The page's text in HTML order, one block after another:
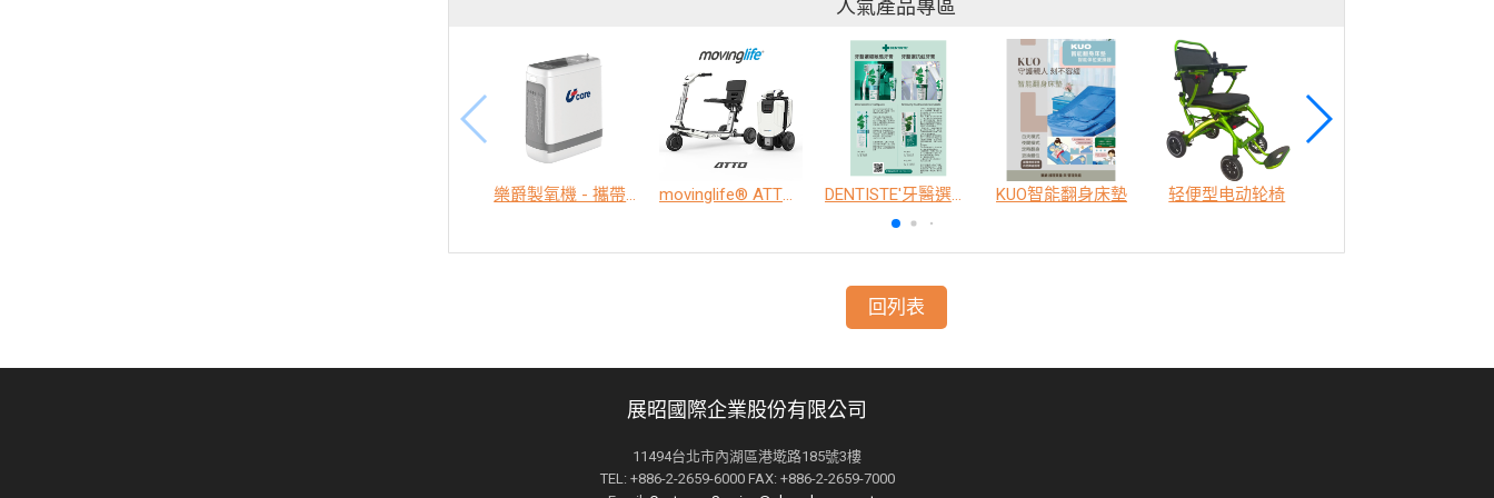
人氣產品專區
樂爵製氧機 - 攜帶型 movinglife® ATTO新世代電動代步車 經典款 DENTISTE'牙醫選極敏感牙膏、抗蛀牙膏 KUO智能翻身床墊 轻便型电动轮椅
回列表
展昭國際企業股份有限公司
11494台北市內湖區港墘路185號3樓
TEL: +886-2-2659-6000 FAX: +886-2-2659-7000